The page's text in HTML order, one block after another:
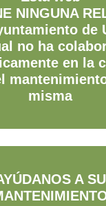
NINGUNA
de
no ha
en la
misma
A SU